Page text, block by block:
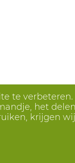
te
het
krijgen